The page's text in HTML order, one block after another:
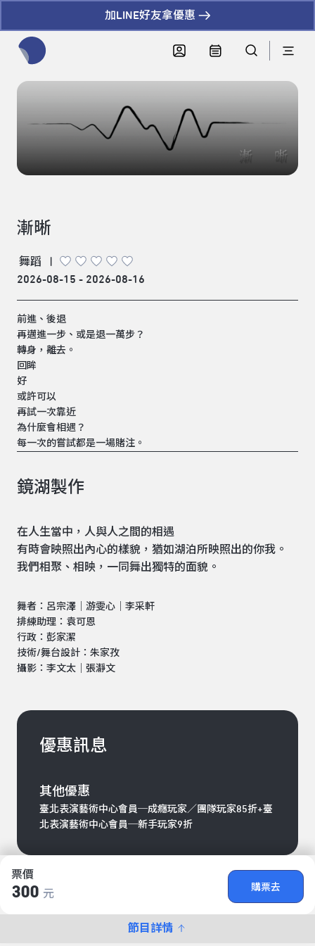
加LINE好友拿優惠
票價
300 元
購票去
節目詳情
漸晰
舞蹈
|
2026-08-15 - 2026-08-16
前進、後退
再邁進一步、或是退一萬步？
轉身，離去。
回眸
好
或許可以
再試一次靠近
為什麼會相遇？
每一次的嘗試都是一場賭注。
鏡湖製作
在人生當中，人與人之間的相遇
有時會映照出內心的樣貌，猶如湖泊所映照出的你我。
我們相聚、相映，一同舞出獨特的面貌。
舞者：呂宗澤｜游雯心｜李采軒
排練助理：袁可恩
行政：彭家潔
技術/舞台設計：朱家孜
攝影：李文太｜張瀞文
優惠訊息
其他優惠
臺北表演藝術中心會員─成癮玩家／團隊玩家85折+臺
北表演藝術中心會員─新手玩家9折